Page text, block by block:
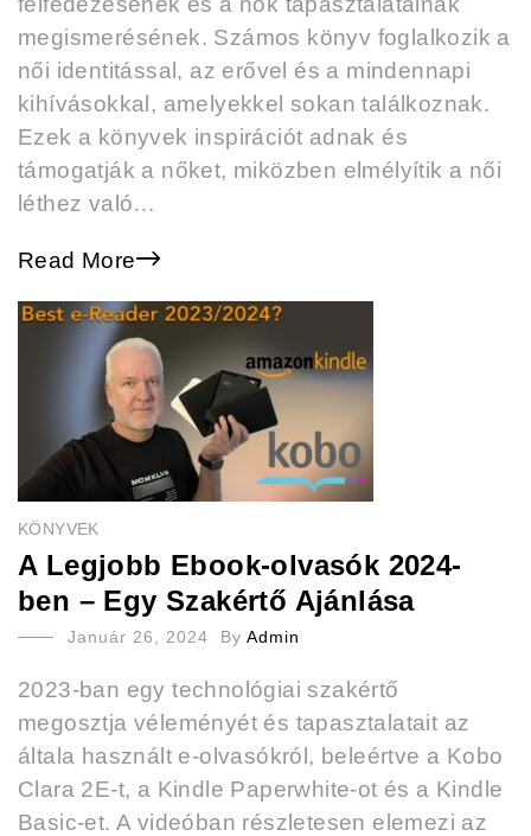
megismerésének. Számos könyv foglalkozik a
női identitással, az erővel és a mindennapi
kihívásokkal, amelyekkel sokan találkoznak.
Ezek a könyvek inspirációt adnak és
támogatják a nőket, miközben elmélyítik a női
léthez való…
Read More
KÖNYVEK
A Legjobb Ebook-olvasók 2024-
ben – Egy Szakértő Ajánlása
Január 26, 2024 By Admin
2023-ban egy technológiai szakértő
megosztja véleményét és tapasztalatait az
általa használt e-olvasókról, beleértve a Kobo
Clara 2E-t, a Kindle Paperwhite-ot és a Kindle
Basic-et. A videóban részletesen elemezi az